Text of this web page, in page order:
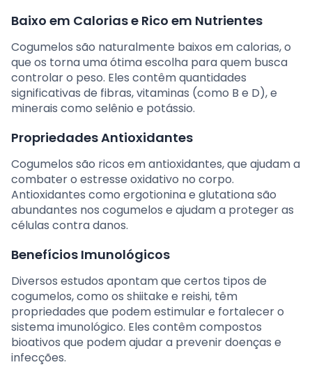
Baixo em Calorias e Rico em Nutrientes
Cogumelos são naturalmente baixos em calorias, o
que os torna uma ótima escolha para quem busca
controlar o peso. Eles contêm quantidades
significativas de fibras, vitaminas (como B e D), e
minerais como selênio e potássio.
Propriedades Antioxidantes
Cogumelos são ricos em antioxidantes, que ajudam a
combater o estresse oxidativo no corpo.
Antioxidantes como ergotionina e glutationa são
abundantes nos cogumelos e ajudam a proteger as
células contra danos.
Benefícios Imunológicos
Diversos estudos apontam que certos tipos de
cogumelos, como os shiitake e reishi, têm
propriedades que podem estimular e fortalecer o
sistema imunológico. Eles contêm compostos
bioativos que podem ajudar a prevenir doenças e
infecções.